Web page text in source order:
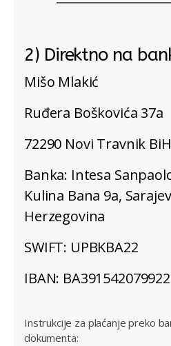
2) Direktno na
Mišo Mlakić
Ruđera Boškovića 37a
72290 Novi Travnik BiH
Banka: Intesa
Kulina Bana 9a,
Herzegovina
SWIFT: UPBKBA22
IBAN:
Instrukcije za plaćanje preko
dokumenta: